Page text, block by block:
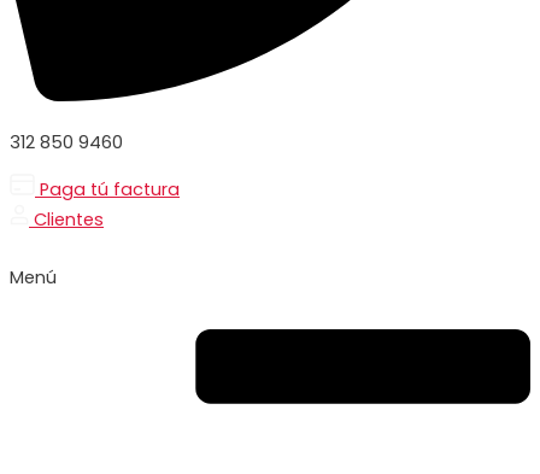
312 850 9460
Paga tú factura
Clientes
Menú